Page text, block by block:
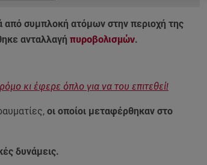
από συμπλοκή ατόμων στην περιοχή της
ανταλλαγή πυροβολισμών.
κι έφερε όπλο για να του επιτεθεί!
οι οποίοι μεταφέρθηκαν στο
δυνάμεις.